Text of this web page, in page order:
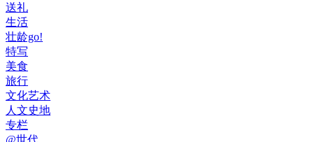
送礼
生活
壮龄go!
特写
美食
旅行
文化艺术
人文史地
专栏
@世代